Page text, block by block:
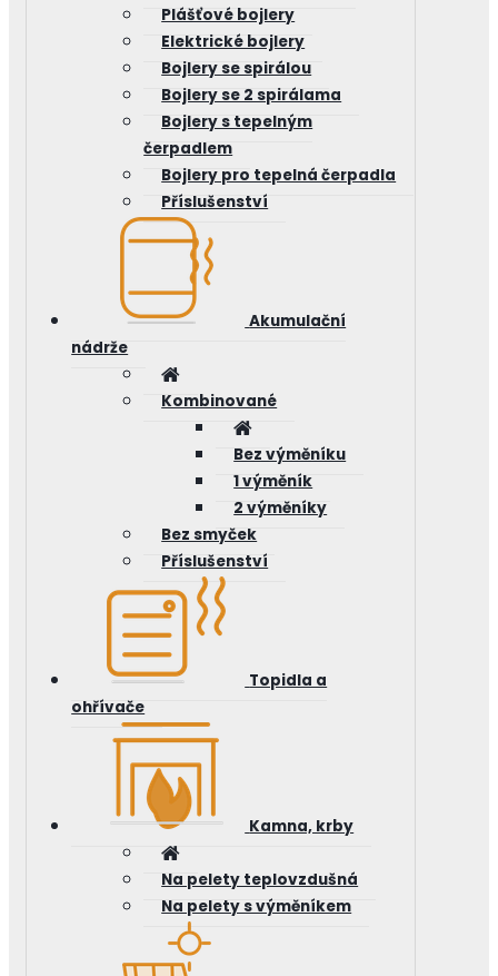
Plášťové bojlery
Elektrické bojlery
Bojlery se spirálou
Bojlery se 2 spirálama
Bojlery s tepelným
čerpadlem
Bojlery pro tepelná čerpadla
Příslušenství
Akumulační
nádrže
Kombinované
Bez výměníku
1 výměník
2 výměníky
Bez smyček
Příslušenství
Topidla a
ohřívače
Kamna, krby
Na pelety teplovzdušná
Na pelety s výměníkem